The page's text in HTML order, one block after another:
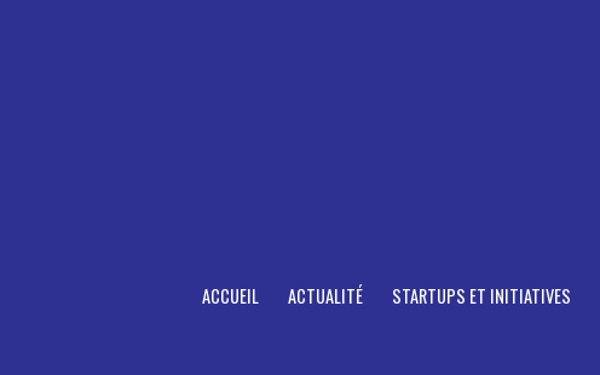
ACCUEIL ACTUALITÉ STARTUPS ET INITIATIVES